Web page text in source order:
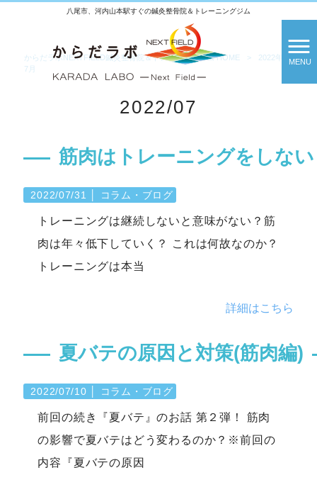
八尾市、河内山本駅すぐの鍼灸整骨院＆トレーニングジム
MENU
からだラボNEXTFIELD鍼灸整骨院＆トレーニングジム HOME > 2022年
>
7月
2022/07
筋肉はトレーニングをしな
2022/07/31 コラム・ブログ
トレーニングは継続しないと意味がない？筋
肉は年々低下していく？ これは何故なのか？
トレーニングは本当
詳細はこちら
夏バテの原因と対策(筋肉編)
2022/07/10 コラム・ブログ
前回の続き『夏バテ』のお話 第２弾！ 筋肉
の影響で夏バテはどう変わるのか？※前回の
内容『夏バテの原因